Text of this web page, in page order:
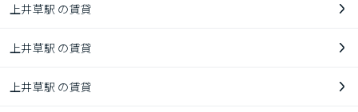
上井草駅 の賃貸
上井草駅 の賃貸
上井草駅 の賃貸